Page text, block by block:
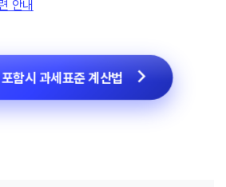
안내
함시 과세표준 계산법